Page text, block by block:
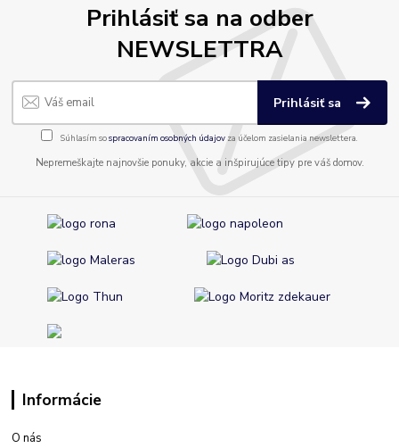
Prihlásiť sa na odber
NEWSLETTRA
Prihlásiť sa
Súhlasím sospracovaním osobných údajov za účelom zasielania newslettera.
Nepremeškajte najnovšie ponuky, akcie a inšpirujúce tipy pre váš domov.
Informácie
O nás